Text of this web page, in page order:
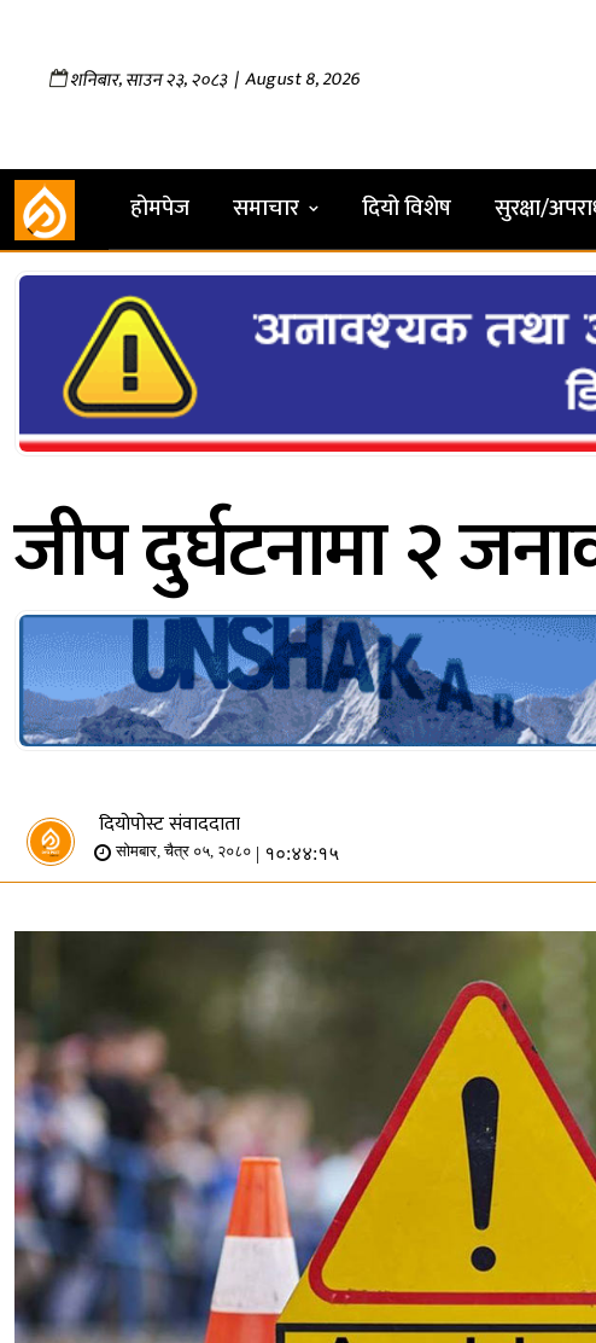
शनिबार,साउन२३,२०८३| August 8, 2026
होमपेज समाचार दियो विशेष सुरक्षा/
जीप दुर्घटनामा २
दियोपोस्ट संवाददाता
सोमबार, चैत्र ०५, २०८० | १०:४४:१५